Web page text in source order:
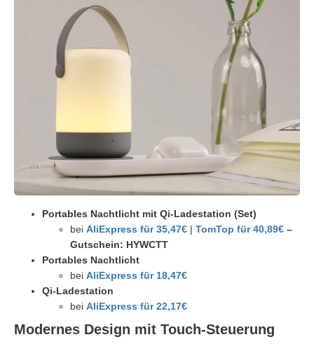
Portables Nachtlicht mit Qi-Ladestation (Set)
bei AliExpress für 35,47€ | TomTop für 40,89€ –
Gutschein: HYWCTT
Portables Nachtlicht
bei AliExpress für 18,47€
Qi-Ladestation
bei AliExpress für 22,17€
Modernes Design mit Touch-Steuerung